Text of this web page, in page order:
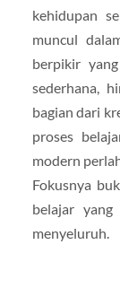
kehidupan
muncul
berpikir
sederhana,
bagian dari
proses
modern
Fokusnya
belajar yang
menyeluruh.